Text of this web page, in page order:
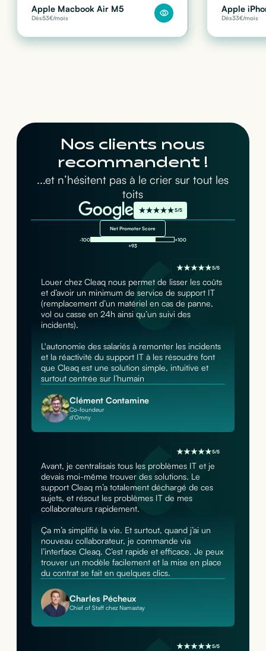
Apple Macbook Air M5
Dès53€/mois
Apple
Dès33€/mois
Nos clients nous
recommandent !
...et n’hésitent pas à le crier sur tout les
toits
5/5
Net Promoter Score
-100
+100
+93
5/5
Louer chez Cleaq nous permet de lisser les coûts
et d’avoir un minimum de service de support IT
(remplacement d’un matériel en cas de panne,
vol ou casse en 24h ainsi qu’un suivi des
incidents).
L'autonomie des salariés à remonter les incidents
et la réactivité du support IT à les résoudre font
que Cleaq est une solution simple, intuitive et
surtout centrée sur l’humain
Clément Contamine
Co-foundeur
d'Omny
5/5
Avant, je centralisais tous les problèmes IT et je
devais moi-même trouver des solutions. Le
support Cleaq m’a totalement déchargé de ces
sujets, et résout les problèmes IT de mes
collaborateurs rapidement.
Ça m’a simplifié la vie. Et surtout, quand j’ai un
nouveau collaborateur, je commande via
l’interface Cleaq. C’est rapide et efficace. Je peux
trouver un modèle facilement et la mise en place
du contrat se fait en quelques clics.
Charles Pécheux
Chief of Staff chez Namastay
5/5